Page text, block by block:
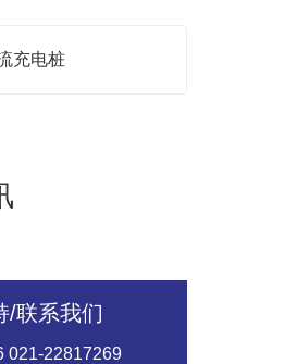
充电桩
/联系我们
021-22817269